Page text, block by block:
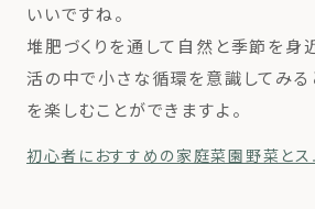
いいですね。
堆肥づくりを通して自然と季節を身
活の中で小さな循環を意識してみる
を楽しむことができますよ。
初心者におすすめの家庭菜園野菜とス